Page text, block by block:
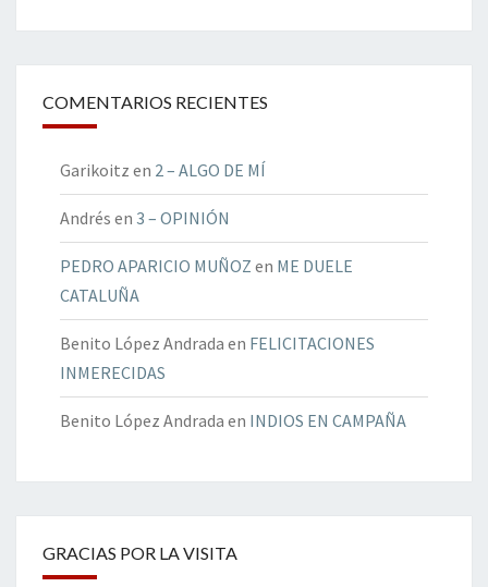
COMENTARIOS RECIENTES
Garikoitz en 2 – ALGO DE MÍ
Andrés en 3 – OPINIÓN
PEDRO APARICIO MUÑOZ en ME DUELE
CATALUÑA
Benito López Andrada en FELICITACIONES
INMERECIDAS
Benito López Andrada en INDIOS EN CAMPAÑA
GRACIAS POR LA VISITA